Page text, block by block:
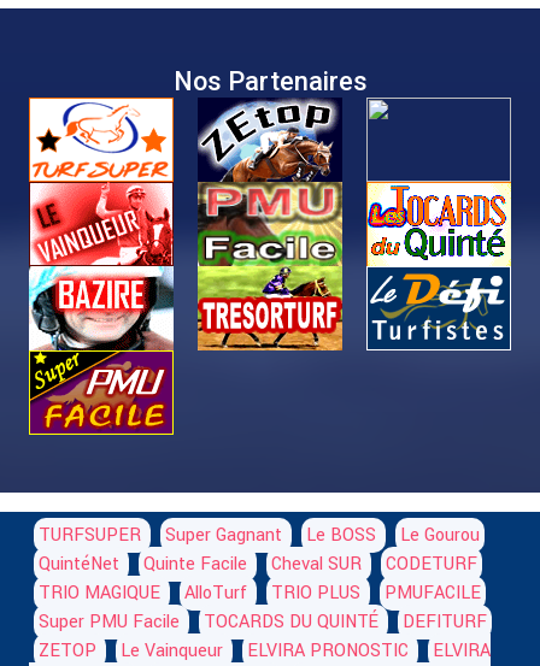
Nos Partenaires
TURFSUPER Super Gagnant Le BOSS
Le Gourou
QuintéNet
Quinte Facile Cheval SUR
CODETURF
TRIO MAGIQUE
AlloTurf TRIO PLUS
PMUFACILE
Super PMU Facile
TOCARDS DU QUINTÉ
DEFITURF
ZETOP
Le Vainqueur ELVIRA PRONOSTIC
ELVIRA